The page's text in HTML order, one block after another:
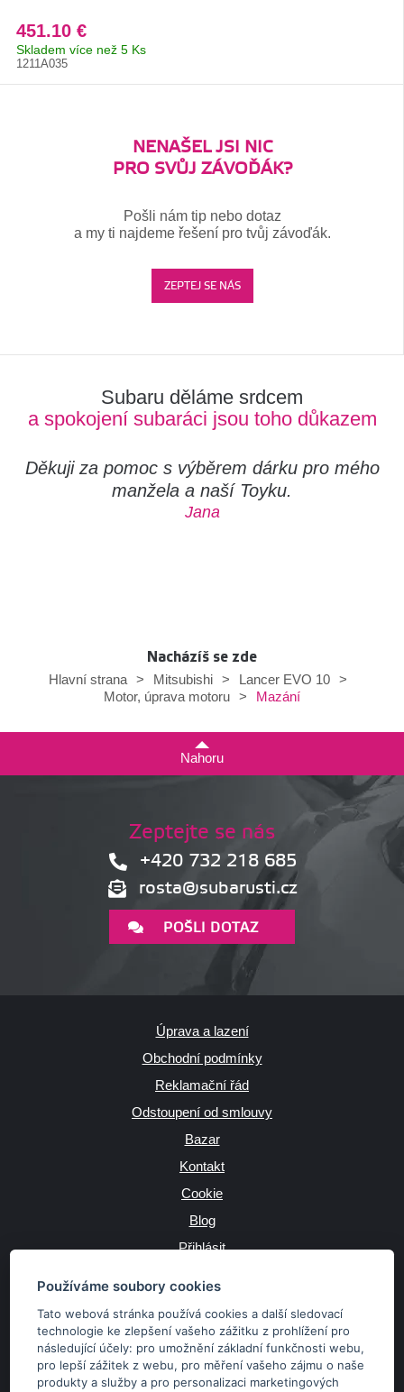
Používáme soubory cookies
Tato webová stránka používá cookies a další sledovací
technologie ke zlepšení vašeho zážitku z prohlížení pro
následující účely: pro umožnění základní funkčnosti webu,
pro lepší zážitek z webu, pro měření vašeho zájmu o naše
produkty a služby a pro personalizaci marketingových
451.10 €
Skladem více než 5 Ks
1211A035
NENAŠEL JSI NIC
PRO SVŮJ ZÁVOĎÁK?
Pošli nám tip nebo dotaz
a my ti najdeme řešení pro tvůj závoďák.
ZEPTEJ SE NÁS
Subaru děláme srdcem
a spokojení subaráci jsou toho důkazem
Děkuji za pomoc s výběrem dárku pro mého
manžela a naší Toyku.
Jana
Nacházíš se zde
Hlavní strana
> Mitsubishi > Lancer EVO 10
>
Motor, úprava motoru > Mazání
Nahoru
Zeptejte se nás
+420 732 218 685
rosta@subarusti.cz
POŠLI DOTAZ
Úprava a lazení
Obchodní podmínky
Reklamační řád
Odstoupení od smlouvy
Bazar
Kontakt
Cookie
Blog
Přihlásit
JAZYK